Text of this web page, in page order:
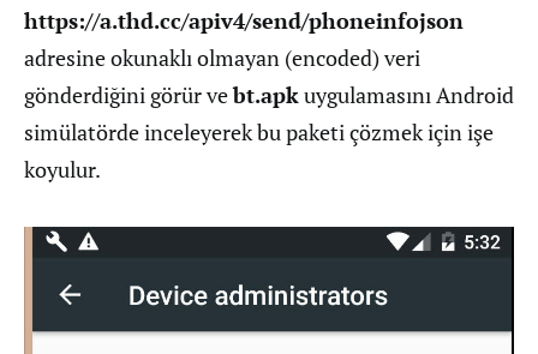
https://a.thd.cc/apiv4/send/phoneinfojson
adresine okunaklı olmayan (encoded) veri
gönderdiğini görür vebt.apkuygulamasını Android
simülatörde inceleyerek bu paketi çözmek için işe
koyulur.